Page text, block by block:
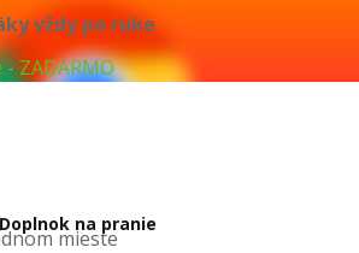
vždy po ruke
ZADARMO
mieste
na pranie